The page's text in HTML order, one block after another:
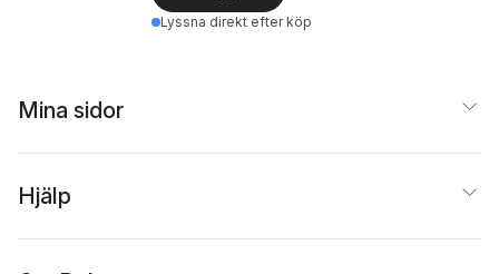
Lyssna direkt efter köp
Mina sidor
Hjälp